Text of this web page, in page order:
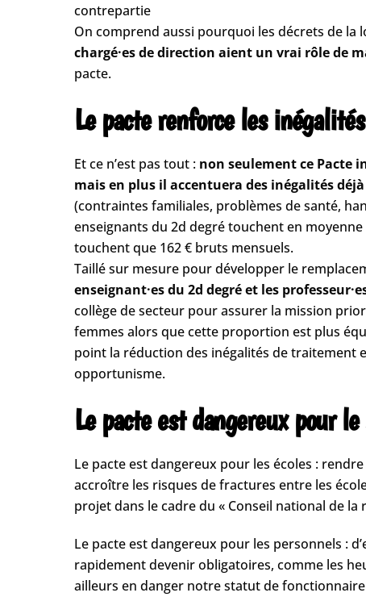
contrepartie
On comprend aussi pourquoi les décrets de la
chargé·es de direction aient un vrai rôle de
pacte.
Le pacte renforce les inégalités
Et ce n’est pas tout : non seulement ce Pacte
mais en plus il accentuera des inégalités
(contraintes familiales, problèmes de santé,
enseignants du 2d degré touchent en
touchent que 162 € bruts mensuels.
Taillé sur mesure pour développer le
enseignant·es du 2d degré et les
collège de secteur pour assurer la mission
femmes alors que cette proportion est plus
point la réduction des inégalités de traitement
opportunisme.
Le pacte est dangereux pour
Le pacte est dangereux pour les écoles :
accroître les risques de fractures entre les
projet dans le cadre du « Conseil national de la
Le pacte est dangereux pour les personnels :
rapidement devenir obligatoires, comme les
ailleurs en danger notre statut de